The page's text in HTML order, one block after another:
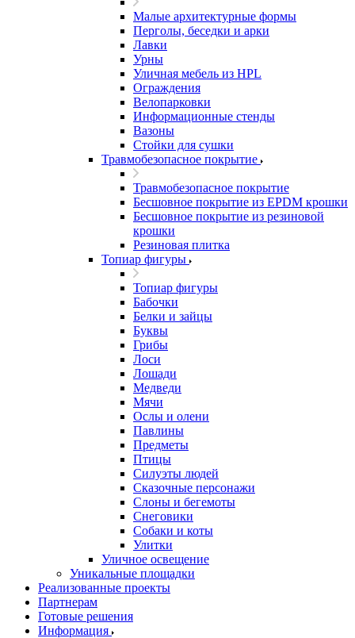
Малые архитектурные формы
Перголы, беседки и арки
Лавки
Урны
Уличная мебель из HPL
Ограждения
Велопарковки
Информационные стенды
Вазоны
Стойки для сушки
Травмобезопасное покрытие
Травмобезопасное покрытие
Бесшовное покрытие из EPDM крошки
Бесшовное покрытие из резиновой
крошки
Резиновая плитка
Топиар фигуры
Топиар фигуры
Бабочки
Белки и зайцы
Буквы
Грибы
Лоси
Лошади
Медведи
Мячи
Ослы и олени
Павлины
Предметы
Птицы
Силуэты людей
Сказочные персонажи
Слоны и бегемоты
Снеговики
Собаки и коты
Улитки
Уличное освещение
Уникальные площадки
Реализованные проекты
Партнерам
Готовые решения
Информация